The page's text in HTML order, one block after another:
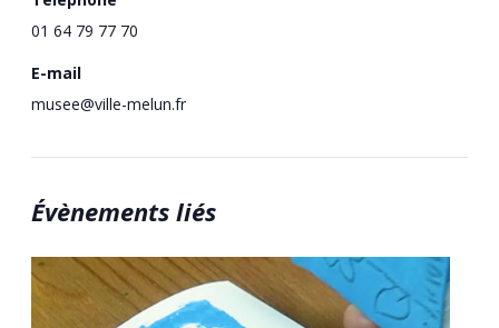
01 64 79 77 70
E-mail
musee@ville-melun.fr
Évènements liés